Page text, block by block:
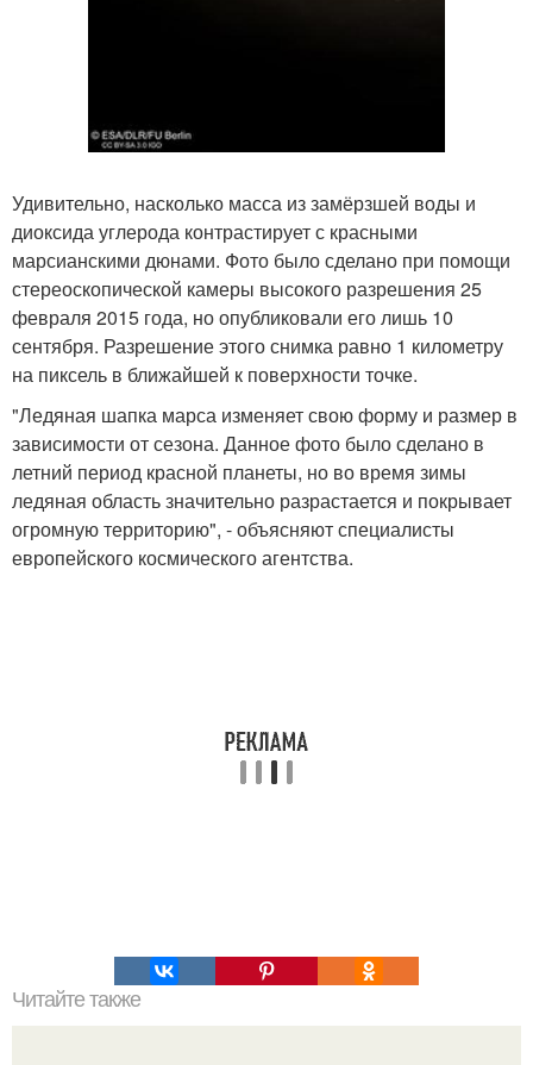
Удивительно, насколько масса из замёрзшей воды и
диоксида углерода контрастирует с красными
марсианскими дюнами. Фото было сделано при помощи
стереоскопической камеры высокого разрешения 25
февраля 2015 года, но опубликовали его лишь 10
сентября. Разрешение этого снимка равно 1 километру
на пиксель в ближайшей к поверхности точке.
"Ледяная шапка марса изменяет свою форму и размер в
зависимости от сезона. Данное фото было сделано в
летний период красной планеты, но во время зимы
ледяная область значительно разрастается и покрывает
огромную территорию", - объясняют специалисты
европейского космического агентства.
Читайте также